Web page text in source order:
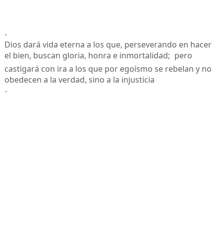
-
Dios dará vida eterna a los que, perseverando en hacer
el bien, buscan gloria, honra e inmortalidad; pero
castigará con ira a los que por egoísmo se rebelan y no
obedecen a la verdad, sino a la injusticia
-